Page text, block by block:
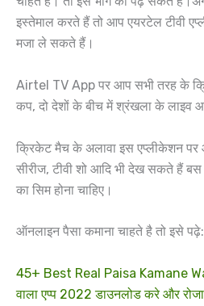
इस्तेमाल करते हैं तो आप एयरटेल टीवी
मजा ले सकते हैं।
Airtel TV App पर आप सभी तरह के
कप, दो देशों के बीच में श्रंखला के
क्रिकेट मैच के अलावा इस एप्लीकेशन पर
सीरीज, टीवी शो आदि भी देख सकते हैं
का सिम होना चाहिए।
ऑनलाइन पैसा कमाना चाहते है तो इसे पढ़े:
45+ Best Real Paisa Kamane
वाला एप्प 2022 डाउनलोड करे और